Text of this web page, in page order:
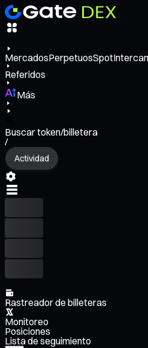
MercadosPerpetuosSpot
Referidos
Más
Buscar token/billetera
/
Actividad
Rastreador de billeteras
Monitoreo
Posiciones
Lista de seguimiento